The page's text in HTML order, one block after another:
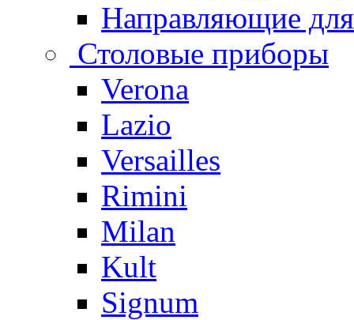
Направляющие
Столовые приборы
Verona
Lazio
Versailles
Rimini
Milan
Kult
Signum